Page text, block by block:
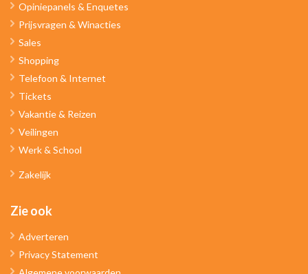
Opiniepanels & Enquetes
Prijsvragen & Winacties
Sales
Shopping
Telefoon & Internet
Tickets
Vakantie & Reizen
Veilingen
Werk & School
Zakelijk
Zie ook
Adverteren
Privacy Statement